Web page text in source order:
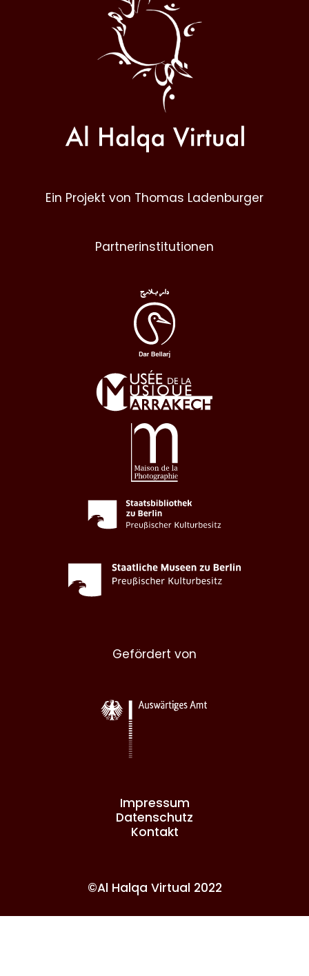
Ein Projekt von Thomas Ladenburger
Partnerinstitutionen
Gefördert von
Impressum
Datenschutz
Kontakt
©Al Halqa Virtual 2022